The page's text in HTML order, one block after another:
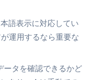
語表示に対応してい
運用するなら重要な
タを確認できるかど